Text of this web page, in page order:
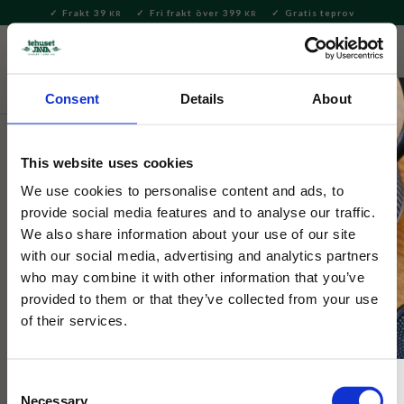
Consent Details About
This website uses cookies
We use cookies to personalise content and ads, to
provide social media features and to analyse our traffic.
We also share information about your use of our site
with our social media, advertising and analytics partners
who may combine it with other information that you’ve
provided to them or that they’ve collected from your use
of their services.
Necessary
Meny
Frakt 39 KR Fri frakt över 399 KR Gratis teprov
Delikatesser Kakor & Konfektyr
Mumin
Hattifnattarna Kakaonibs & Mörk
Choklad EKO 70% 70g
Ekologisk chokladkaka i mörk choklad 70% och kakaonibs.